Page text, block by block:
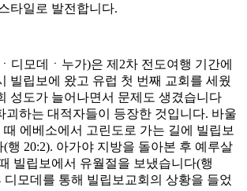
타일로 발전합니다.
디모데ㆍ누가)은 제2차 전도여행 기간에
빌립보에 왔고 유럽 첫 번째 교회를 세웠
성도가 늘어나면서 문제도 생겼습니다
괴하는 대적자들이 등장한 것입니다. 바울
에베소에서 고린도로 가는 길에 빌립보
행 20:2). 아가야 지방을 돌아본 후 예루살
빌립보에서 유월절을 보냈습니다(행
디모데를 통해 빌립보교회의 상황을 들었